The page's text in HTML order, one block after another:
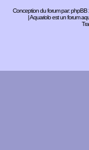
Conception du forum par:phpBB
| Aquariolo est un forum